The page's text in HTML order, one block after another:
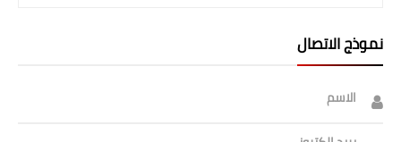
نموذج الاتصال
الاسم